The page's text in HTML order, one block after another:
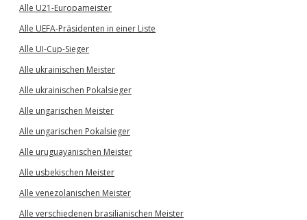
Alle U21-Europameister
Alle UEFA-Präsidenten in einer Liste
Alle UI-Cup-Sieger
Alle ukrainischen Meister
Alle ukrainischen Pokalsieger
Alle ungarischen Meister
Alle ungarischen Pokalsieger
Alle uruguayanischen Meister
Alle usbekischen Meister
Alle venezolanischen Meister
Alle verschiedenen brasilianischen Meister